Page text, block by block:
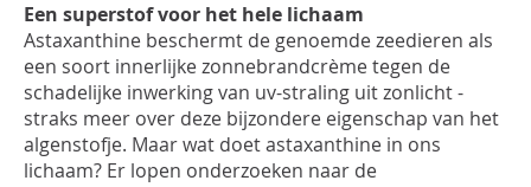
Een superstof voor het hele lichaam
Astaxanthine beschermt de genoemde zeedieren als
een soort innerlijke zonnebrandcrème tegen de
schadelijke inwerking van uv-straling uit zonlicht -
straks meer over deze bijzondere eigenschap van het
algenstofje. Maar wat doetastaxanthine in ons
lichaam? Er lopen onderzoeken naar de